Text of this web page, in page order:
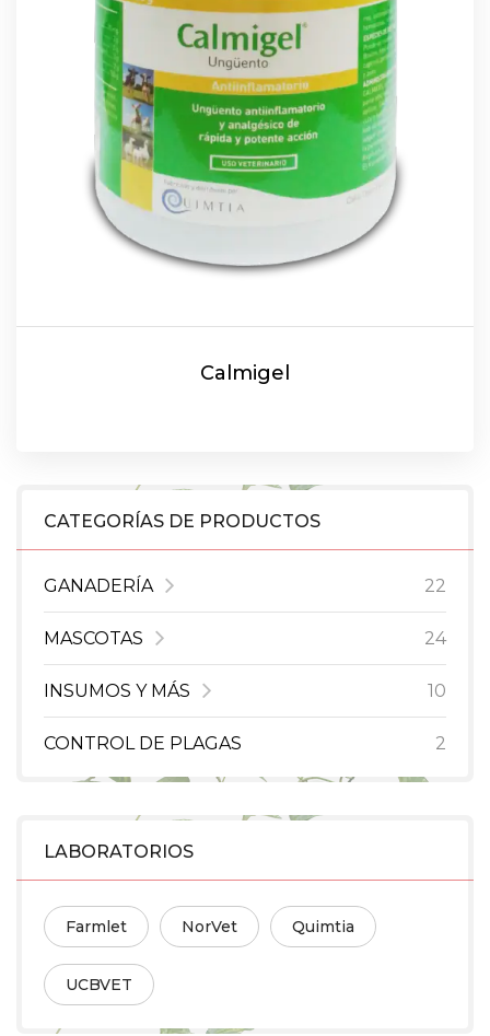
CATEGORÍAS DE PRODUCTOS
GANADERÍA 22
MASCOTAS 24
INSUMOS Y MÁS 10
CONTROL DE PLAGAS 2
LABORATORIOS
Farmlet NorVet Quimtia
UCBVET
Calmigel